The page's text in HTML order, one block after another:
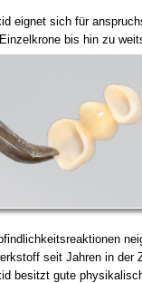
eignet sich für
bis hin zu
seit Jahren in der
besitzt gute